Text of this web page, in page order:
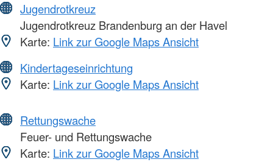
Jugendrotkreuz
Jugendrotkreuz Brandenburg an der Havel
Karte: Link zur Google Maps Ansicht
Kindertageseinrichtung
Karte: Link zur Google Maps Ansicht
Rettungswache
Feuer- und Rettungswache
Karte: Link zur Google Maps Ansicht